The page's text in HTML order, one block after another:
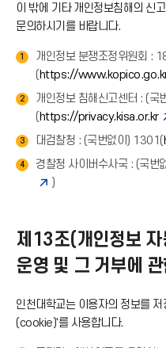
이 밖에 기타 개인정보침해의 신
문의하시기를 바랍니다.
1
개인정보 분쟁조정위원회 :
(https://
2
개인정보 침해신고센터 : (국
(https://privacy.kisa.or.kr
3 대검찰청 : (국번없이) 1301(
4 경찰청 사이버수사국 : (국번
)
제13조(개인정보 자
운영 및 그 거부에
인천대학교는 이용자의 정보를
(cookie)'를 사용합니다.